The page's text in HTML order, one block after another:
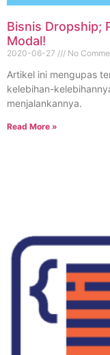
Bisnis Dropship;
Modal!
2020-06-27 No
Artikel ini mengupas
kelebihan-
menjalankannya.
Read More »